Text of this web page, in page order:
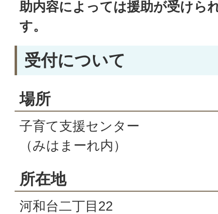
助内容によっては援助が受けら
す。
受付について
場所
子育て支援センター
（みはまーれ内）
所在地
河和台二丁目22